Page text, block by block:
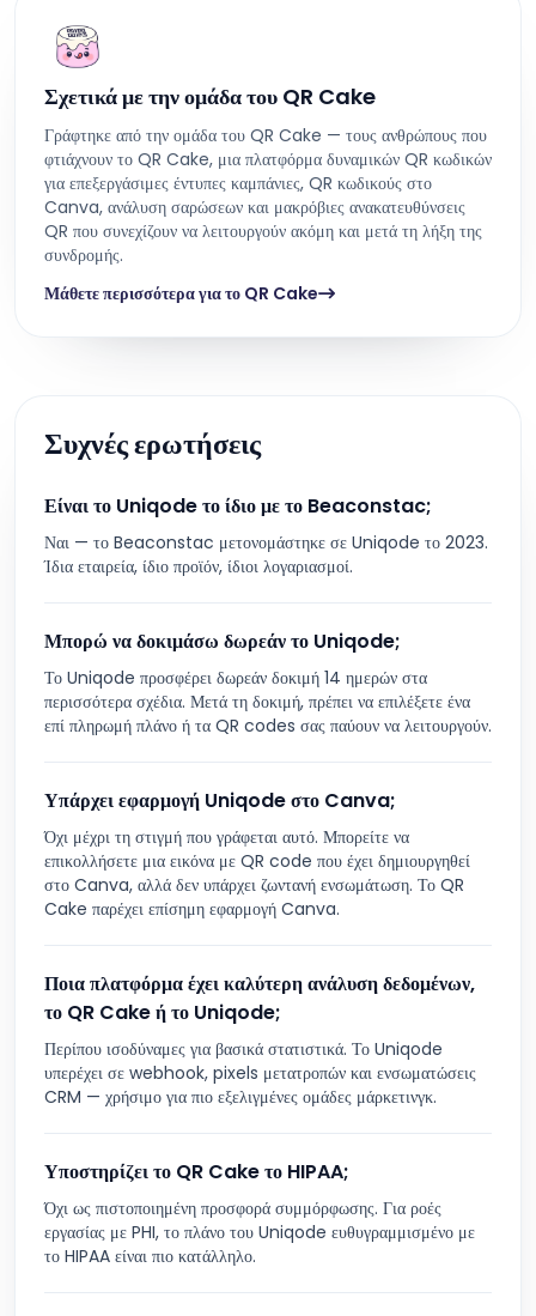
Σχετικά με την ομάδα του QR Cake
Γράφτηκε από την ομάδα του QR Cake — τους ανθρώπους που
φτιάχνουν το QR Cake, μια πλατφόρμα δυναμικών QR κωδικών
για επεξεργάσιμες έντυπες καμπάνιες, QR κωδικούς στο
Canva, ανάλυση σαρώσεων και μακρόβιες ανακατευθύνσεις
QR που συνεχίζουν να λειτουργούν ακόμη και μετά τη λήξη της
συνδρομής.
Μάθετε περισσότερα για το QR Cake
Συχνές ερωτήσεις
Είναι το Uniqode το ίδιο με το Beaconstac;
Ναι — το Beaconstac μετονομάστηκε σε Uniqode το 2023.
Ίδια εταιρεία, ίδιο προϊόν, ίδιοι λογαριασμοί.
Μπορώ να δοκιμάσω δωρεάν το Uniqode;
Το Uniqode προσφέρει δωρεάν δοκιμή 14 ημερών στα
περισσότερα σχέδια. Μετά τη δοκιμή, πρέπει να επιλέξετε ένα
επί πληρωμή πλάνο ή τα QR codes σας παύουν να λειτουργούν.
Υπάρχει εφαρμογή Uniqode στο Canva;
Όχι μέχρι τη στιγμή που γράφεται αυτό. Μπορείτε να
επικολλήσετε μια εικόνα με QR code που έχει δημιουργηθεί
στο Canva, αλλά δεν υπάρχει ζωντανή ενσωμάτωση. Το QR
Cake παρέχει επίσημη εφαρμογή Canva.
Ποια πλατφόρμα έχει καλύτερη ανάλυση δεδομένων,
το QR Cake ή το Uniqode;
Περίπου ισοδύναμες για βασικά στατιστικά. Το Uniqode
υπερέχει σε webhook, pixels μετατροπών και ενσωματώσεις
CRM — χρήσιμο για πιο εξελιγμένες ομάδες μάρκετινγκ.
Υποστηρίζει το QR Cake το HIPAA;
Όχι ως πιστοποιημένη προσφορά συμμόρφωσης. Για ροές
εργασίας με PHI, το πλάνο του Uniqode ευθυγραμμισμένο με
το HIPAA είναι πιο κατάλληλο.